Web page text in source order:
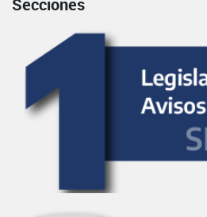
Secciones